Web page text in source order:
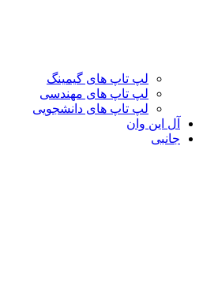
لپ تاپ های گیمینگ
لپ تاپ های مهندسی
لپ تاپ های دانشجویی
آل این وان
جانبی